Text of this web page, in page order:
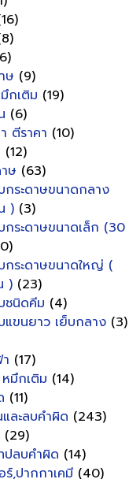
ษ (9)
กเติม (19)
(6)
ตีราคา (10)
(12)
ษ (63)
กระดาษขนาดกลาง
) (3)
กระดาษขนาดเล็ก (30
กระดาษขนาดใหญ่ (
) (23)
ชนิดคีม (4)
แขนยาว เย็บกลาง (3)
(17)
มึกเติม (14)
(11)
ละลบคำผิด (243)
(29)
ปลบคำผิด (14)
ร์,ปากกาเคมี (40)